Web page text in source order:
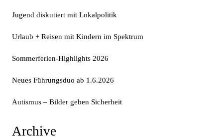
Jugend diskutiert mit Lokalpolitik
Urlaub + Reisen mit Kindern im Spektrum
Sommerferien-Highlights 2026
Neues Führungsduo ab 1.6.2026
Autismus – Bilder geben Sicherheit
Archive